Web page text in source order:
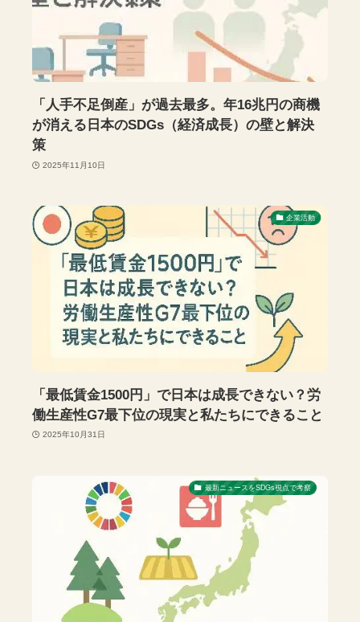
「人手不足倒産」が過去最多。年16兆円の商機
が消える日本のSDGs（経済成長）の壁と解決
策
2025年11月10日
企業活動
「最低賃金1500円」で日本は成長できない？労
働生産性G7最下位の現実と私たちにできること
2025年10月31日
最新ニュースをSDGs視点で考察